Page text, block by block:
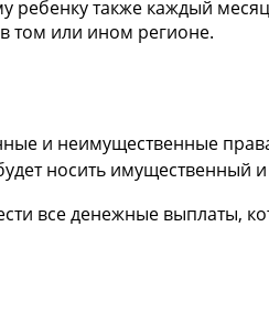
также каждый
том или ином регионе.
и неимущественные
носить имущественный
все денежные выплаты,